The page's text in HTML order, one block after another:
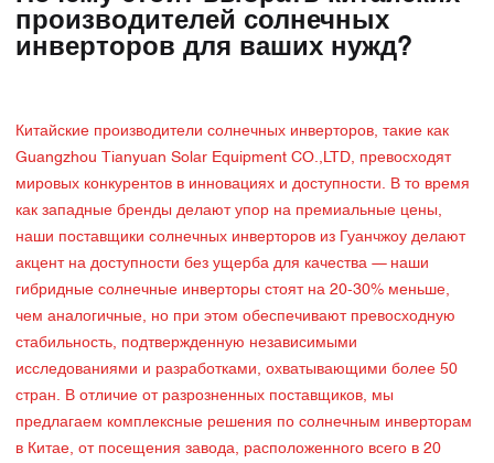
производителей солнечных
инверторов для ваших нужд?
Китайские производители солнечных инверторов, такие как
Guangzhou Tianyuan Solar Equipment CO.,LTD, превосходят
мировых конкурентов в инновациях и доступности. В то время
как западные бренды делают упор на премиальные цены,
наши поставщики солнечных инверторов из Гуанчжоу делают
акцент на доступности без ущерба для качества — наши
гибридные солнечные инверторы стоят на 20-30% меньше,
чем аналогичные, но при этом обеспечивают превосходную
стабильность, подтвержденную независимыми
исследованиями и разработками, охватывающими более 50
стран. В отличие от разрозненных поставщиков, мы
предлагаем комплексные решения по солнечным инверторам
в Китае, от посещения завода, расположенного всего в 20